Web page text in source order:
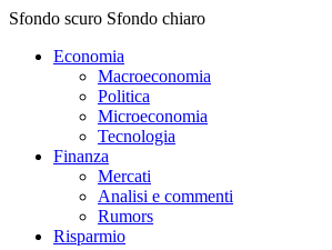
Sfondo scuro Sfondo chiaro
Economia
Macroeconomia
Politica
Microeconomia
Tecnologia
Finanza
Mercati
Analisi e commenti
Rumors
Risparmio